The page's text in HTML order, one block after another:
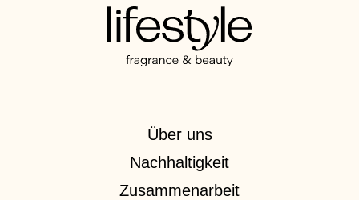
Über uns
Nachhaltigkeit
Zusammenarbeit